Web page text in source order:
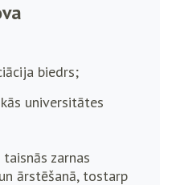
biedrs;
universitātes
zarnas
ārstēšanā, tostarp